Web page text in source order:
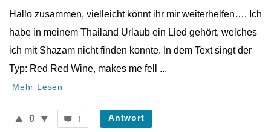
Fragen
Hallo zusammen, vielleicht könnt ihr mir weiterhelfen…. Ich
habe in meinem Thailand Urlaub ein Lied gehört, welches
ich mit Shazam nicht finden konnte. In dem Text singt der
Typ: Red Red Wine, makes me fell ...
Mehr Lesen
0 1 Antwort